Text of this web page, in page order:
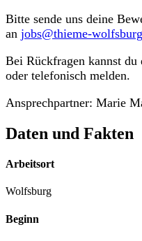
Bitte sende uns deine
an jobs@thieme-
Bei Rückfragen kannst
oder telefonisch melden.
Ansprechpartner: Marie
Daten und Fakten
Arbeitsort
Wolfsburg
Beginn